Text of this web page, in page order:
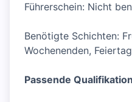
Führerschein: Nicht
Benötigte Schichten:
Wochenenden,
Passende